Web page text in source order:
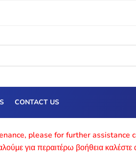
CONTACT US
please for further
για περαιτέρω βοήθεια